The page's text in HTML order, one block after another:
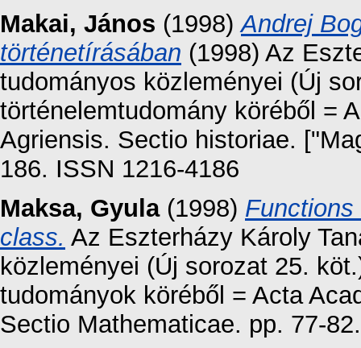
Makai, János (1998)Andrej
történetírásában (1998) Az
tudományos közleményei (Új
történelemtudomány köréből =
Agriensis. Sectio historiae.
186. ISSN 1216-4186
Maksa, Gyula(1998)
class. Az Eszterházy Károly
közleményei (Új sorozat 25.
tudományok köréből = Acta
Sectio Mathematicae. pp. 77-82.